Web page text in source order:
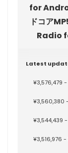
for
ドコア
Radio
Latest
¥3,576,479
¥3,560,380
¥3,544,439
¥3,516,976